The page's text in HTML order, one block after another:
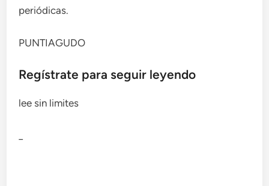
periódicas.
PUNTIAGUDO
Regístrate para seguir leyendo
lee sin limites